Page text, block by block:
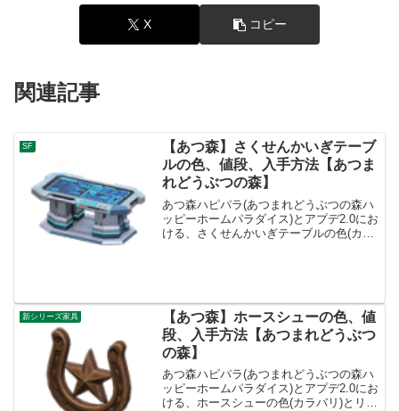
X コピー
関連記事
SF
【あつ森】さくせんかいぎテーブ
ルの色、値段、入手方法【あつま
れどうぶつの森】
あつ森ハピパラ(あつまれどうぶつの森ハ
ッピーホームパラダイス)とアプデ2.0にお
ける、さくせんかいぎテーブルの色(カラ
新シリーズ家具
【あつ森】ホースシューの色、値
段、入手方法【あつまれどうぶつ
の森】
あつ森ハピパラ(あつまれどうぶつの森ハ
ッピーホームパラダイス)とアプデ2.0にお
ける、ホースシューの色(カラバリ)とリメ